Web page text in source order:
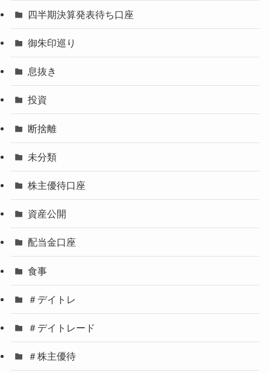
四半期決算発表待ち口座
御朱印巡り
息抜き
投資
断捨離
未分類
株主優待口座
資産公開
配当金口座
食事
＃デイトレ
＃デイトレード
＃株主優待